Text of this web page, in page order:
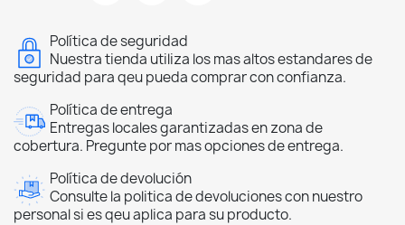
Política de seguridad
Nuestra tienda utiliza los mas altos estandares de
seguridad para qeu pueda comprar con confianza.
Política de entrega
Entregas locales garantizadas en zona de
cobertura. Pregunte por mas opciones de entrega.
Política de devolución
Consulte la politica de devoluciones con nuestro
personal si es qeu aplica para su producto.